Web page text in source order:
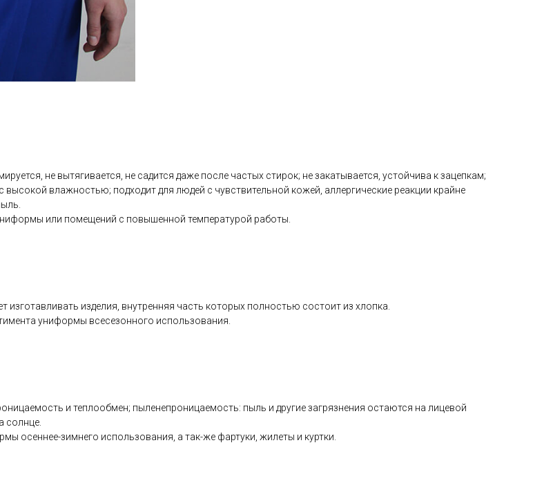
не вытягивается, не садится даже после частых стирок; не закатывается, устойчива к зацепкам;
влажностью; подходит для людей с чувствительной кожей, аллергические реакции крайне
или помещений с повышенной температурой работы.
изделия, внутренняя часть которых полностью состоит из хлопка.
униформы всесезонного использования.
и теплообмен; пыленепроницаемость: пыль и другие загрязнения остаются на лицевой
солнце.
осеннее-зимнего использования, а так-же фартуки, жилеты и куртки.